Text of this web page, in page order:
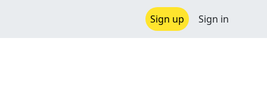
Sign up Sign in